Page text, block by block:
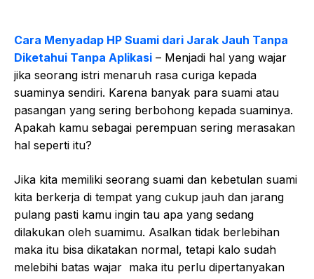
Cara Menyadap HP Suami dari Jarak Jauh Tanpa
Diketahui Tanpa Aplikasi – Menjadi hal yang wajar
jika seorang istri menaruh rasa curiga kepada
suaminya sendiri. Karena banyak para suami atau
pasangan yang sering berbohong kepada suaminya.
Apakah kamu sebagai perempuan sering merasakan
hal seperti itu?
Jika kita memiliki seorang suami dan kebetulan suami
kita berkerja di tempat yang cukup jauh dan jarang
pulang pasti kamu ingin tau apa yang sedang
dilakukan oleh suamimu. Asalkan tidak berlebihan
maka itu bisa dikatakan normal, tetapi kalo sudah
melebihi batas wajar maka itu perlu dipertanyakan